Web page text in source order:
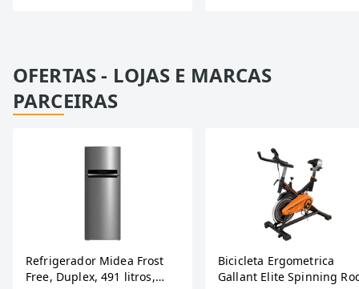
OFERTAS - LOJAS E MARCAS
PARCEIRAS
Refrigerador Midea Frost
Free, Duplex, 491 litros,
Bicicleta Ergometrica
Gallant Elite Spinning